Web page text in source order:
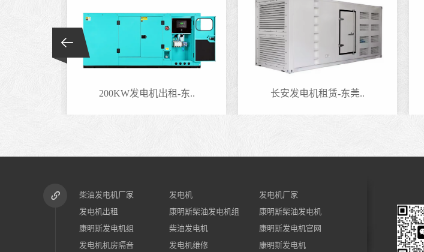
200KW发电机出租-东.. 长安发电机租赁-东莞..
柴油发电机厂家 发电机
发电机厂家
发电机出租
康明斯柴油发电机组
康明斯柴油发电机
康明斯发电机组
柴油发电机
康明斯发电机官网
发电机机房隔音
发电机维修 康明斯发电机